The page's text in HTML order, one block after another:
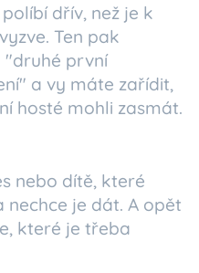
dřív, než je k
Ten pak
první
a vy máte zařídit,
hosté mohli zasmát.
nebo dítě, které
nechce je dát. A opět
které je třeba